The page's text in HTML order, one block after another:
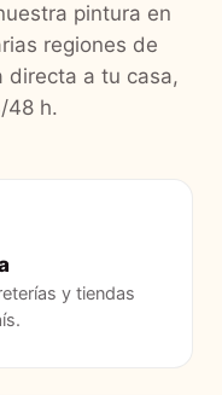
pintura en
regiones de
directa a tu casa,
48 h.
y tiendas